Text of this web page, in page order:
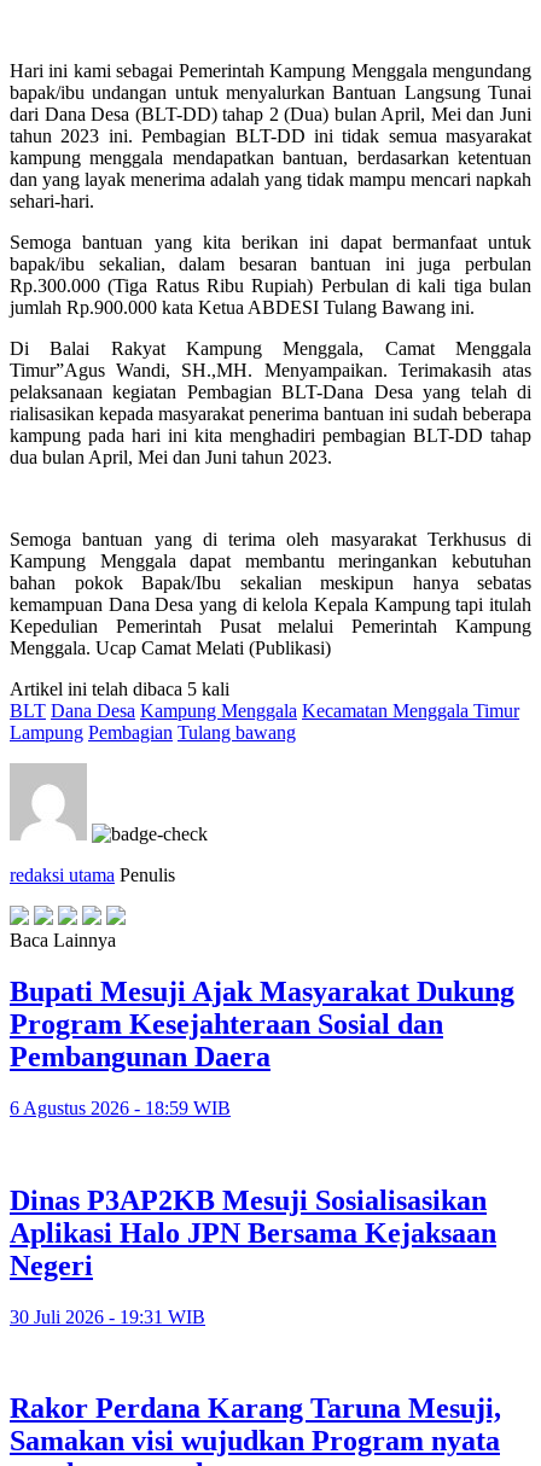
Hari ini kami sebagai Pemerintah Kampung Menggala mengundang
bapak/ibu undangan untuk menyalurkan Bantuan Langsung Tunai
dari Dana Desa (BLT-DD) tahap 2 (Dua) bulan April, Mei dan Juni
tahun 2023 ini. Pembagian BLT-DD ini tidak semua masyarakat
kampung menggala mendapatkan bantuan, berdasarkan ketentuan
dan yang layak menerima adalah yang tidak mampu mencari napkah
sehari-hari.
Semoga bantuan yang kita berikan ini dapat bermanfaat untuk
bapak/ibu sekalian, dalam besaran bantuan ini juga perbulan
Rp.300.000 (Tiga Ratus Ribu Rupiah) Perbulan di kali tiga bulan
jumlah Rp.900.000 kata Ketua ABDESI Tulang Bawang ini.
Di Balai Rakyat Kampung Menggala, Camat Menggala
Timur”Agus Wandi, SH.,MH. Menyampaikan. Terimakasih atas
pelaksanaan kegiatan Pembagian BLT-Dana Desa yang telah di
rialisasikan kepada masyarakat penerima bantuan ini sudah beberapa
kampung pada hari ini kita menghadiri pembagian BLT-DD tahap
dua bulan April, Mei dan Juni tahun 2023.
Semoga bantuan yang di terima oleh masyarakat Terkhusus di
Kampung Menggala dapat membantu meringankan kebutuhan
bahan pokok Bapak/Ibu sekalian meskipun hanya sebatas
kemampuan Dana Desa yang di kelola Kepala Kampung tapi itulah
Kepedulian Pemerintah Pusat melalui Pemerintah Kampung
Menggala. Ucap Camat Melati (Publikasi)
Artikel ini telah dibaca 5 kali
BLT Dana Desa Kampung Menggala Kecamatan Menggala Timur
Lampung Pembagian Tulang bawang
redaksi utama Penulis
Baca Lainnya
Bupati Mesuji Ajak Masyarakat Dukung
Program Kesejahteraan Sosial dan
Pembangunan Daera
6 Agustus 2026 - 18:59 WIB
Dinas P3AP2KB Mesuji Sosialisasikan
Aplikasi Halo JPN Bersama Kejaksaan
Negeri
30 Juli 2026 - 19:31 WIB
Rakor Perdana Karang Taruna Mesuji,
Samakan visi wujudkan Program nyata